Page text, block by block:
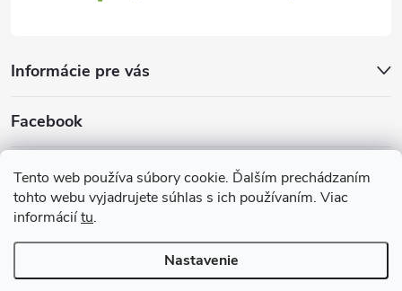
Tento web používa súbory cookie. Ďalším prechádzaním
tohto webu vyjadrujete súhlas s ich používaním. Viac
informáciítu.
Nastavenie
Informácie pre vás
Facebook
Prijímame online platby
Copyright 2026Indarčeky.sk. Všetky práva vyhradené.Upraviť